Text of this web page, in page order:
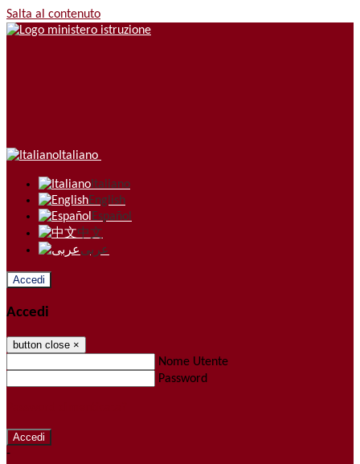
Salta al contenuto
Italiano
Italiano
English
Español
中文
عربى
Accedi
Accedi
button close ×
Nome Utente
Password
-